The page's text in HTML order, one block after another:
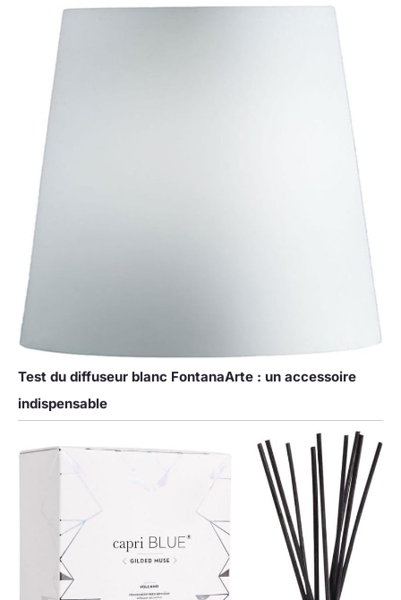
Test du diffuseur blanc FontanaArte : un accessoire
indispensable